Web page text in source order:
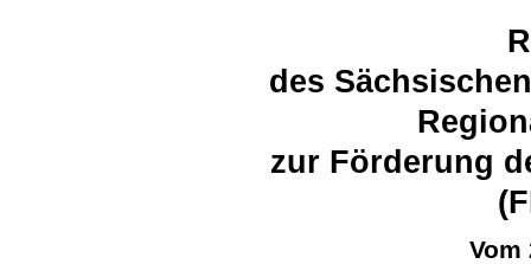
des
zur Förderung
Vom